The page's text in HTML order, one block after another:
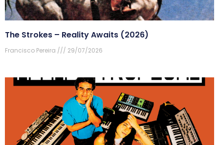
The Strokes – Reality Awaits (2026)
Francisco Pereira 29/07/2026